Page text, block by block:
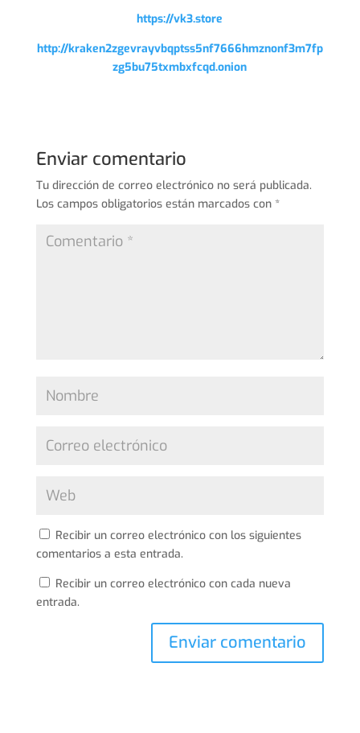
https://vk3.store
http://kraken2zgevrayvbqptss5nf7666hmznonf3m7fp
zg5bu75txmbxfcqd.onion
Enviar comentario
Tu dirección de correo electrónico no será publicada.
Los campos obligatorios están marcados con *
Recibir un correo electrónico con los siguientes
comentarios a esta entrada.
Recibir un correo electrónico con cada nueva
entrada.